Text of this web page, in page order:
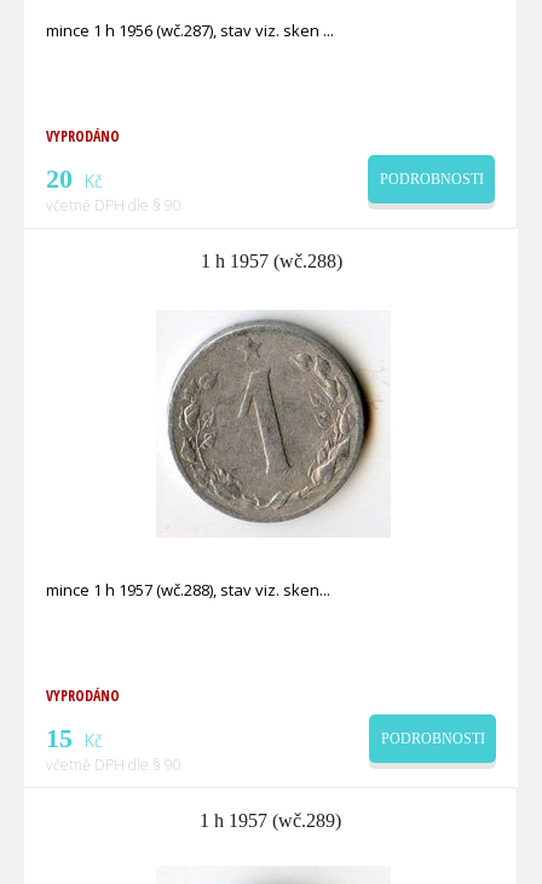
mince 1 h 1956 (wč.287), stav viz. sken
VYPRODÁNO
20 Kč
včetně DPH dle § 90
PODROBNOSTI
1 h 1957 (wč.288)
mince 1 h 1957 (wč.288), stav viz. sken
VYPRODÁNO
15 Kč
včetně DPH dle § 90
PODROBNOSTI
1 h 1957 (wč.289)